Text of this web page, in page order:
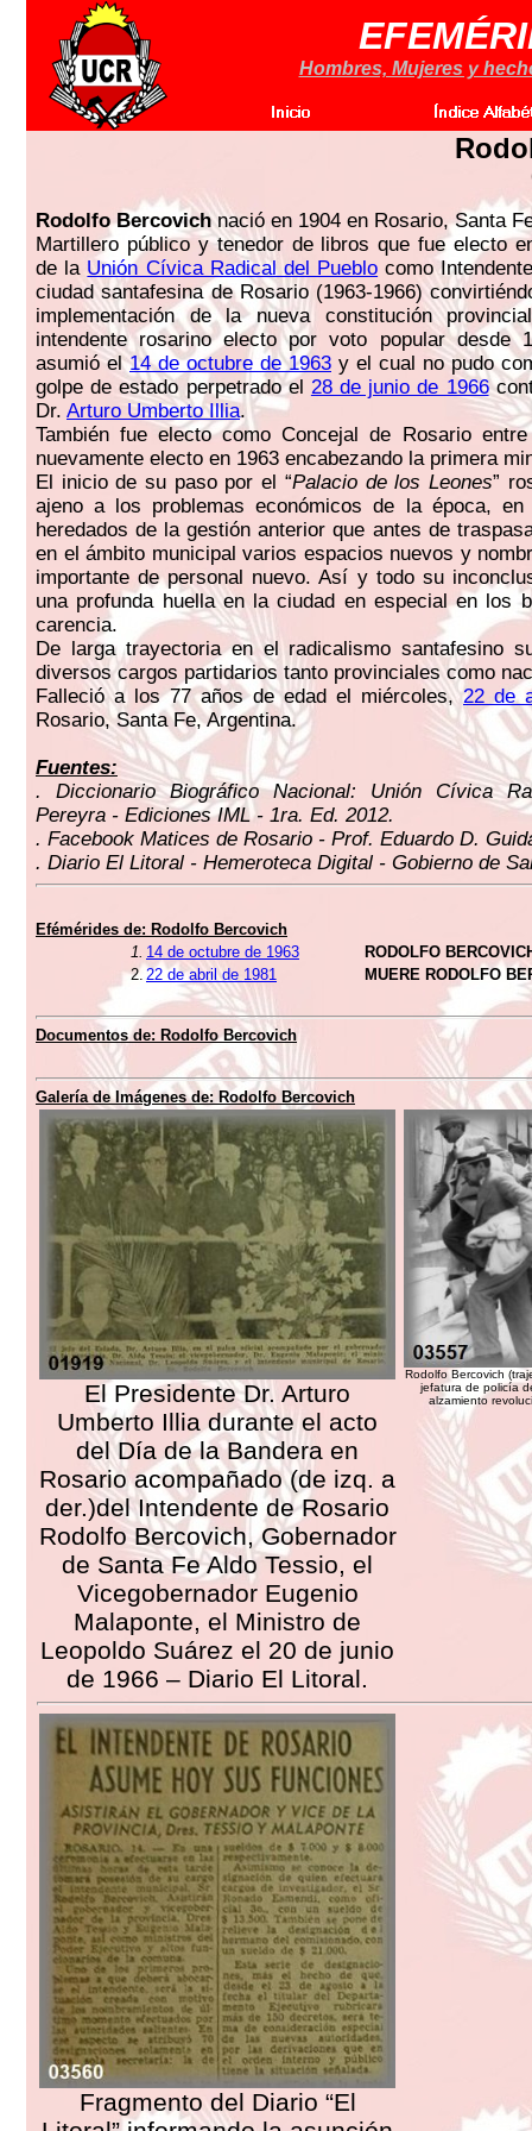
Hombres, Mujeres y
Rodolfo Bercovichnació en 1904 en Rosario, Santa
Martillero público y tenedor de libros que fue electo
de la Unión Cívica Radical del Pueblo como
ciudad santafesina de Rosario (1963-1966)
implementación de la nueva constitución
intendente rosarino electo por voto popular desde
asumió el14 de octubre de 1963 y el cual no pudo
golpe de estado perpetrado el 28 de junio de 1966
Dr. Arturo Umberto Illia.
También fue electo como Concejal de Rosario
nuevamente electo en 1963 encabezando la primera
El inicio de su paso por el “Palacio de los Leones”
ajeno a los problemas económicos de la época,
heredados de la gestión anterior que antes de
en el ámbito municipal varios espacios nuevos y
importante de personal nuevo. Así y todo su
una profunda huella en la ciudad en especial en los
carencia.
De larga trayectoria en el radicalismo santafesino
diversos cargos partidarios tanto provinciales como
Falleció a los 77 años de edad el miércoles,22 de
Rosario, Santa Fe, Argentina.
Fuentes:
. Diccionario Biográfico Nacional: Unión Cívica
Pereyra - Ediciones IML - 1ra. Ed. 2012.
. Facebook Matices de Rosario - Prof. Eduardo D.
. Diario El Litoral - Hemeroteca Digital - Gobierno de
Efémérides de: Rodolfo Bercovich
1. 14 de octubre de 1963
RODOLFO
2. 22 de abril de 1981 MUERE RODOLFO
Documentos de: Rodolfo Bercovich
Galería de Imágenes de: Rodolfo Bercovich
El Presidente Dr. Arturo
Umberto Illia durante el acto
del Día de la Bandera en
Rosario acompañado (de izq. a
der.)del Intendente de Rosario
Rodolfo Bercovich, Gobernador
de Santa Fe Aldo Tessio, el
Vicegobernador Eugenio
Malaponte, el Ministro de
Leopoldo Suárez el 20 de junio
de 1966 – Diario El Litoral.
Rodolfo Bercovich
jefatura de policía
alzamiento
Fragmento del Diario “El